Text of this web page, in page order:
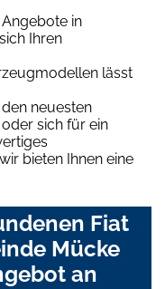
in
Ihren
lässt
neuesten
sich für ein
bieten Ihnen eine
Fiat
Mücke
an